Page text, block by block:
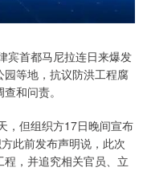
宾首都马尼拉连日来爆发
等地，抗议防洪工程腐
和问责。
，但组织方17日晚间宣布
此前发布声明说，此次
，并追究相关官员、立